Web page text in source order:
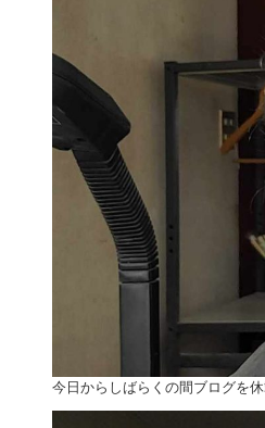
今日からしばらくの間ブログを休